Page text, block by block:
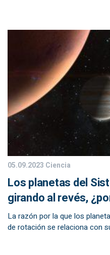
05.09.2023 Ciencia
Los planetas del
girando al revés,
La razón por la que los
de rotación se relaciona con